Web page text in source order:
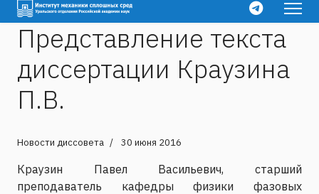
Представление текста
диссертации Краузина
П.В.
Новости диссовета 30 июня 2016
Краузин Павел Васильевич, старший
преподаватель кафедры физики фазовых